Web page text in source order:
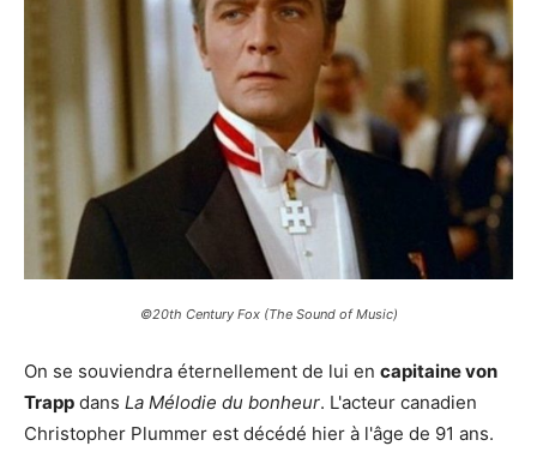
©20th Century Fox (The Sound of Music)
On se souviendra éternellement de lui en capitaine von
Trapp dans La Mélodie du bonheur. L'acteur canadien
Christopher Plummer est décédé hier à l'âge de 91 ans.